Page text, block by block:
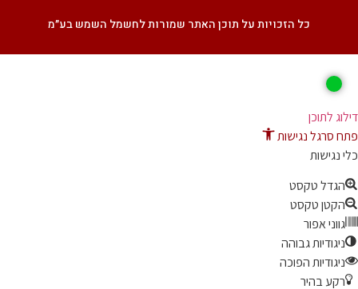
כל הזכויות על תוכן האתר שמורות לחשמל השמש בע״מ
לתוכן
סרגל נגישות
טקסט
טקסט
אפור
גבוהה
הפוכה
בהיר